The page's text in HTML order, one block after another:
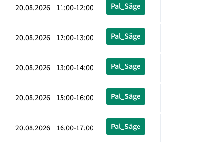
20.08.2026 11:00-12:00 Pal_Säge
20.08.2026 12:00-13:00 Pal_Säge
20.08.2026 13:00-14:00 Pal_Säge
20.08.2026 15:00-16:00 Pal_Säge
20.08.2026 16:00-17:00 Pal_Säge